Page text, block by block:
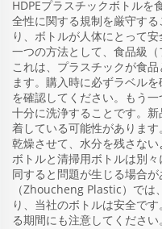
HDPEプラスチックボトルを
全性に関する規制を厳守す
り、ボトルが人体にとって
一つの方法として、食品級
これは、プラスチックが食
ます。購入時に必ずラベル
を確認してください。もう
十分に洗浄することです。
着している可能性がありま
乾燥させて、水分を残さな
ボトルと清掃用ボトルは別
同すると問題が生じる場合
（Zhoucheng Plastic）では
り、当社のボトルは安全で
る期間にも注意してくださ